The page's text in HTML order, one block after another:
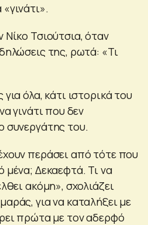
Νίκο Τσιούτσια, όταν
της, ρωτά: «Τι
όλα, κάτι ιστορικά του
γινάτι που δεν
συνεργάτης του.
περάσει από τότε που
μένα; Δεκαεφτά. Τι να
ακόμη», σχολιάζει
για να καταλήξει με
πρώτα με τον αδερφό